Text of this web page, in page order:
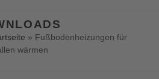
» Fußbodenheizungen für
wärmen